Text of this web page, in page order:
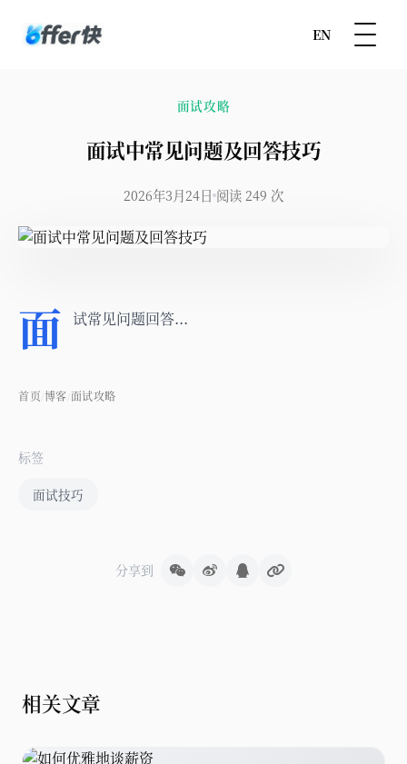
EN
面试攻略
面试中常见问题及回答技巧
2026年3月24日 阅读 249 次
面 试常见问题回答...
首页 博客 面试攻略
标签
面试技巧
分享到
相关文章